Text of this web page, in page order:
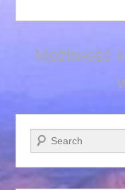
Możliwość
Szukaj